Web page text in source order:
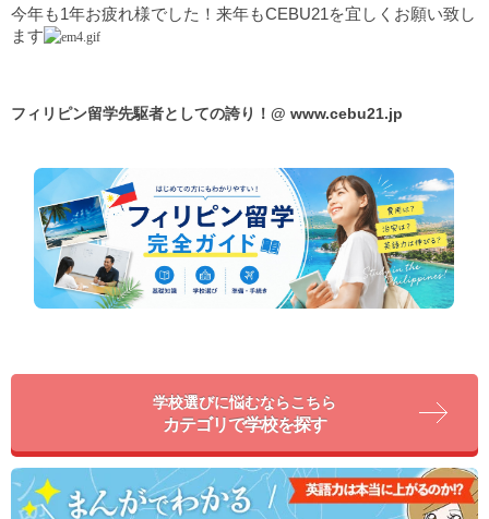
今年も1年お疲れ様でした！来年もCEBU21を宜しくお願い致し
ます
フィリピン留学先駆者としての誇り！@ www.cebu21.jp
学校選びに悩むならこちら
カテゴリで学校を探す